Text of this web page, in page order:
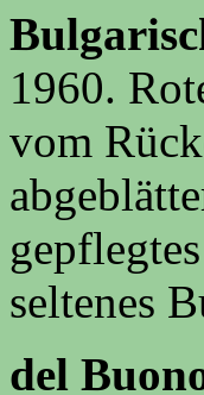
1960.
vom
seltenes
del